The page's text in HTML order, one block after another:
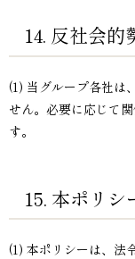
14. 反社会的
(1) 当グループ各社は
せん。必要に応じて
す。
15. 本ポリシ
(1) 本ポリシーは、法